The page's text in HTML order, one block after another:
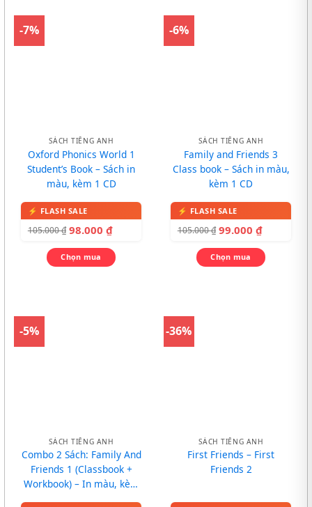
-7%
SÁCH TIẾNG ANH
Oxford Phonics World 1
Student’s Book – Sách in
màu, kèm 1 CD
105.000₫ 98.000 ₫
Chọn mua
-6%
SÁCH TIẾNG ANH
Family and Friends 3
Class book – Sách in màu,
kèm 1 CD
105.000₫ 99.000 ₫
Chọn mua
-5%
SÁCH TIẾNG ANH
Combo 2 Sách: Family And
Friends 1 (Classbook +
Workbook) – In màu, kèm
-36%
SÁCH TIẾNG ANH
First Friends – First
Friends 2